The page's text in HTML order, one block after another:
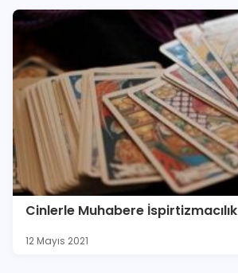
Cinlerle Muhabere İspirtizmacılık
12 Mayıs 2021